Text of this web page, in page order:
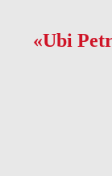
«Ubi